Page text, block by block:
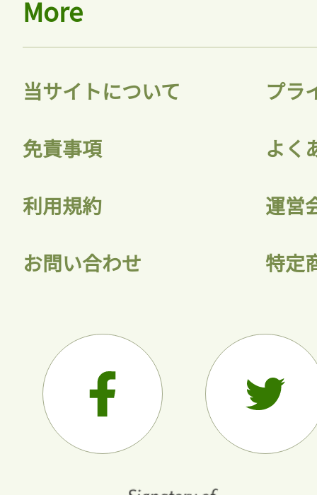
More
当サイトについて プラ
免責事項 よく
利用規約 運営
お問い合わせ 特定